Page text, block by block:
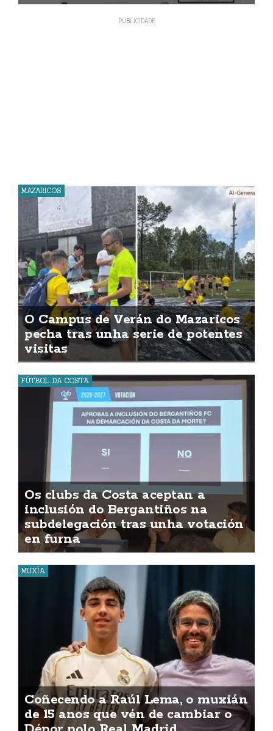
MAZARICOS
O Campus de Verán do Mazaricos
pecha tras unha serie de potentes
visitas
FÚTBOL DA COSTA
Os clubs da Costa aceptan a
inclusión do Bergantiños na
subdelegación tras unha votación
en furna
MUXÍA
Coñecendo a Raúl Lema, o muxián
de 15 anos que vén de cambiar o